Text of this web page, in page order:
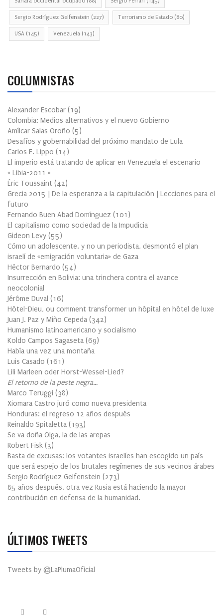
Sergio Rodríguez Gelfenstein (227) Terrorismo de Estado (80)
USA (145) Venezuela (143)
COLUMNISTAS
Alexander Escobar (19)
Colombia: Medios alternativos y el nuevo Gobierno
Amílcar Salas Oroño (5)
Desafíos y gobernabilidad del próximo mandato de Lula
Carlos E. Lippo (14)
El imperio está tratando de aplicar en Venezuela el escenario
« Libia-2011 »
Éric Toussaint (42)
Grecia 2015 | De la esperanza a la capitulación | Lecciones para el
futuro
Fernando Buen Abad Domínguez (101 )
El capitalismo como sociedad de la Impudicia
Gideon Levy (55)
Cómo un adolescente, y no un periodista, desmontó el plan
israelí de «emigración voluntaria» de Gaza
Héctor Bernardo (54)
Insurrección en Bolivia: una trinchera contra el avance
neocolonial
Jérôme Duval (16)
Hôtel-Dieu, ou comment transformer un hôpital en hôtel de luxe
Juan J. Paz y Miño Cepeda (342)
Humanismo latinoamericano y socialismo
Koldo Campos Sagaseta (69)
Había una vez una montaña
Luis Casado (161 )
Lili Marleen oder Horst-Wessel-Lied?
El retorno de la peste negra…
Marco Teruggi (38)
Xiomara Castro juró como nueva presidenta
Honduras: el regreso 12 años después
Reinaldo Spitaletta (193)
Se va doña Olga, la de las arepas
Robert Fisk (3)
Basta de excusas: los votantes israelíes han escogido un país
que será espejo de los brutales regímenes de sus vecinos árabes
Sergio Rodríguez Gelfenstein (273)
85 años después, otra vez Rusia está haciendo la mayor
contribución en defensa de la humanidad.
ÚLTIMOS TWEETS
Tweets by @LaPlumaOficial